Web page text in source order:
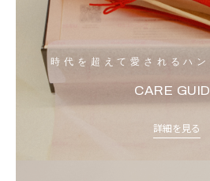
時代を超えて愛されるハ
CARE
詳細を見る